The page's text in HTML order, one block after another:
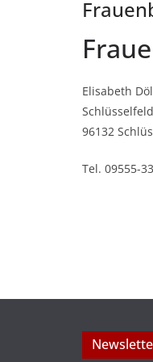
Elisabeth
96132
Tel. 09555-